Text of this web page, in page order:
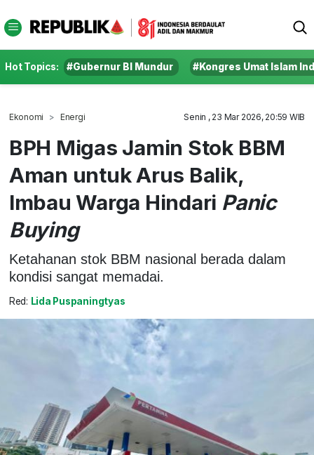
Hot Topics: #Gubernur BI Mundur #Kongres Umat Islam
Ekonomi Energi Senin , 23 Mar 2026, 20:59 WIB
BPH Migas Jamin Stok BBM
Aman untuk Arus Balik,
Imbau Warga Hindari Panic
Buying
Ketahanan stok BBM nasional berada dalam
kondisi sangat memadai.
Red: Lida Puspaningtyas